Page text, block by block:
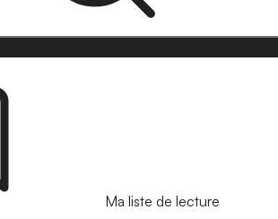
Ma liste de lecture